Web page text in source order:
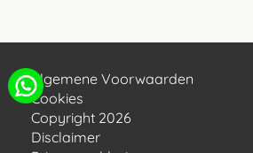
Algemene Voorwaarden
Cookies
Copyright 2026
Disclaimer